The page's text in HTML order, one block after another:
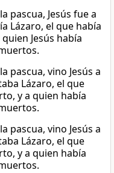
pascua, Jesús fue a
Lázaro, el que había
Jesús había
pascua, vino Jesús a
Lázaro, el que
y a quien había
pascua, vino Jesús a
Lázaro, el que
y a quien había